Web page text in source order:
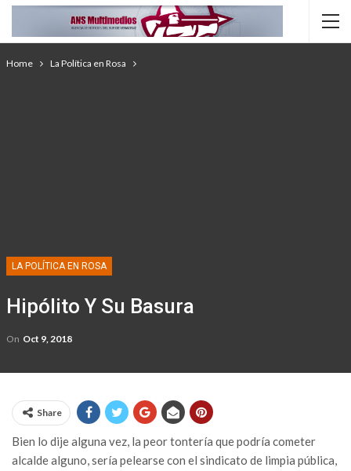
Home La Política en Rosa
LA POLÍTICA EN ROSA
Hipólito Y Su Basura
On Oct 9, 2018
Share
Bien lo dije alguna vez, la peor tontería que podría cometer
alcalde alguno, sería pelearse con el sindicato de limpia pública,